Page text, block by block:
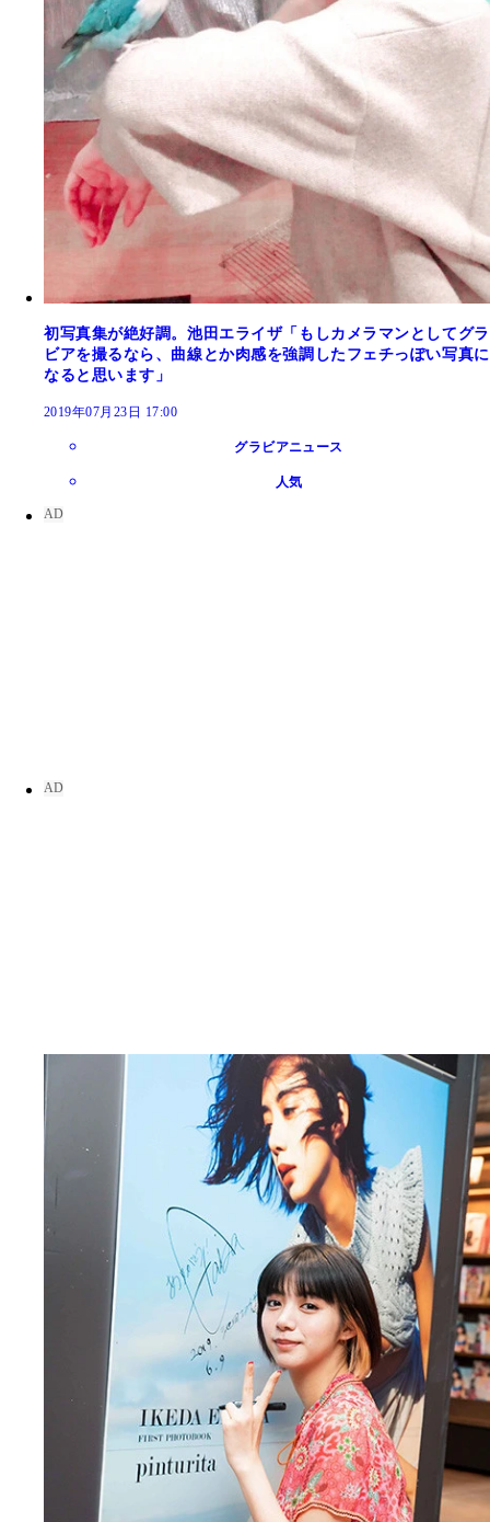
初写真集が絶好調。池田エライザ「もしカメラマンとしてグラ
ビアを撮るなら、曲線とか肉感を強調したフェチっぽい写真に
なると思います」
2019年07月23日 17:00
グラビアニュース
人気